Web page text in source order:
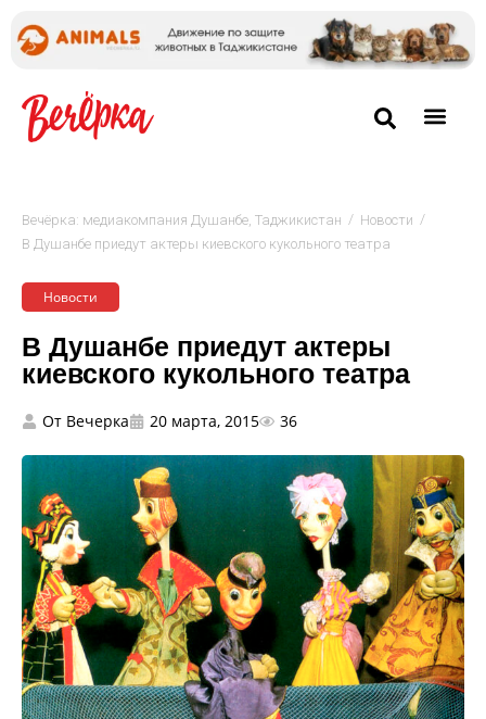
Вечёрка: медиакомпания Душанбе, Таджикистан / Новости /
В Душанбе приедут актеры киевского кукольного театра
Новости
В Душанбе приедут актеры
киевского кукольного театра
От Вечерка 20 марта, 2015 36